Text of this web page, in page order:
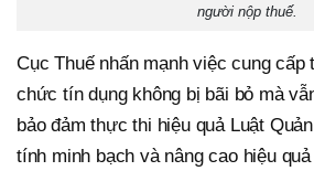
người nộp thuế.
Cục Thuế nhấn mạnh việc cung cấp
chức tín dụng không bị bãi bỏ mà
bảo đảm thực thi hiệu quả Luật
tính minh bạch và nâng cao hiệu